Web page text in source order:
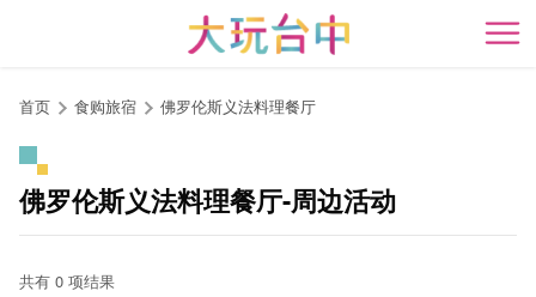
开
首页 食购旅宿 佛罗伦斯义法料理餐厅
佛罗伦斯义法料理餐厅-周边活动
共有 0 项结果